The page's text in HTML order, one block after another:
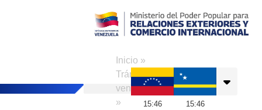
Inicio »
Trámites a
venezolanos
»
15:46 15:46